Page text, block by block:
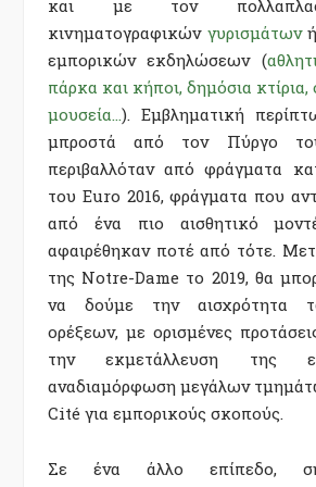
και με τον
κινηματογραφικών γυρισμάτωνή
εμπορικών εκδηλώσεων (
πάρκα και κήποι, δημόσια
μουσεία…). Εμβληματική
μπροστά από τον Πύργο
περιβαλλόταν από φράγματα
του Euro 2016, φράγματα που
από ένα πιο αισθητικό
αφαιρέθηκαν ποτέ από τότε.
της Notre-Dame το 2019, θα
να δούμε την αισχρότητα
ορέξεων, με ορισμένες
την εκμετάλλευση της
αναδιαμόρφωση μεγάλων
Cité για εμπορικούς σκοπούς.
Σε ένα άλλο επίπεδο,